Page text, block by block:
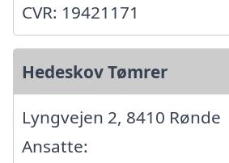
CVR: 19421171
Hedeskov Tømrer
Lyngvejen 2, 8410 Rønde
Ansatte: